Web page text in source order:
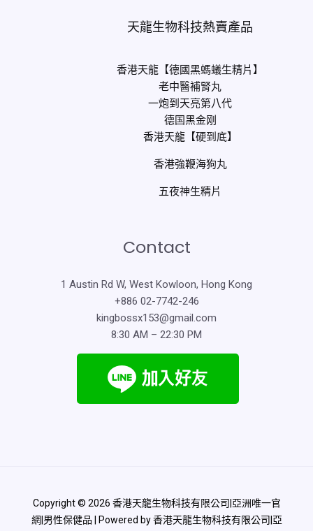
天龍生物科技熱賣產品
香港天龍【德國黑螞蟻生精片】
老中醫補腎丸
一炮到天亮第八代
德国黑金刚
香港天龍【硬到底】
香港強鞭海狗丸
五夜神生精片
Contact
1 Austin Rd W, West Kowloon, Hong Kong
+886 02-7742-246
kingbossx153@gmail.com
8:30 AM – 22:30 PM
Copyright © 2026 香港天龍生物科技有限公司|亞洲唯一官
網|男性保健品 | Powered by 香港天龍生物科技有限公司|亞